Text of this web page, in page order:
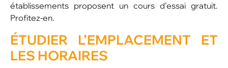
établissements proposent un cours d’essai gratuit.
Profitez-en.
ÉTUDIER L’EMPLACEMENT ET
LES HORAIRES